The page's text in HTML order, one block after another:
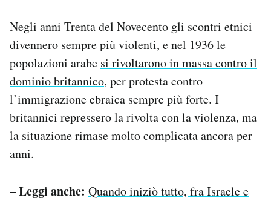
Negli anni Trenta del Novecento gli scontri etnici
divennero sempre più violenti, e nel 1936 le
popolazioni arabe si rivoltarono in massa contro il
dominio britannico, per protesta contro
l’immigrazione ebraica sempre più forte. I
britannici repressero la rivolta con la violenza, ma
la situazione rimase molto complicata ancora per
anni.
– Leggi anche: Quando iniziò tutto, fra Israele e